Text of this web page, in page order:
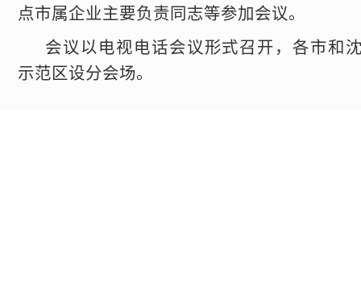
点市属企业主要负责同志等参加会议。
会议以电视电话会议形式召开，各市和
示范区设分会场。